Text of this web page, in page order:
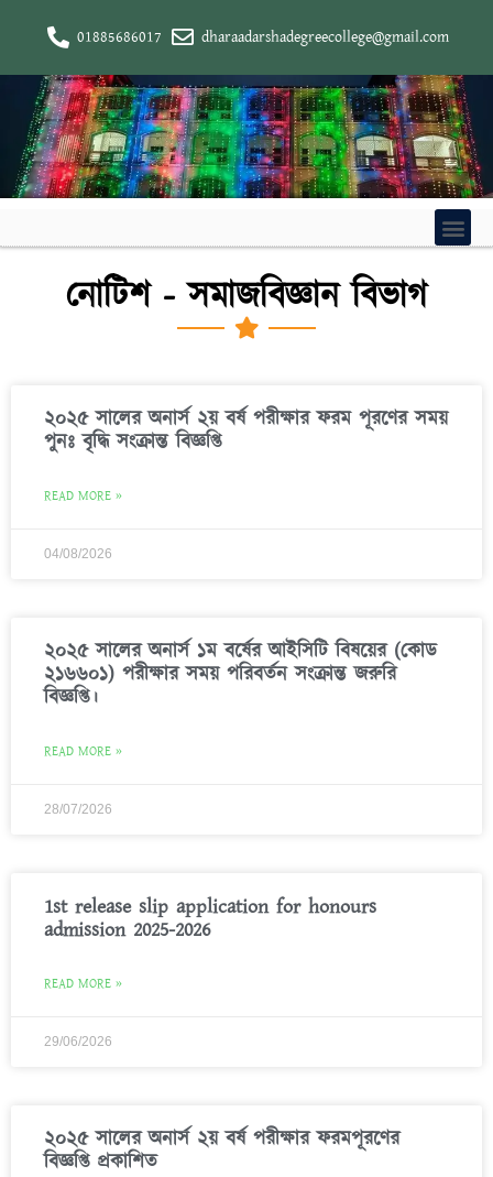
01885686017 dharaadarshadegreecollege@gmail.com
নোটিশ - সমাজবিজ্ঞান বিভাগ
২০২৫ সালের অনার্স ২য় বর্ষ পরীক্ষার ফরম পূরণের সময়
পুনঃ বৃদ্ধি সংক্রান্ত বিজ্ঞপ্তি
READ MORE »
04/08/2026
২০২৫ সালের অনার্স ১ম বর্ষের আইসিটি বিষয়ের (কোড
২১৬৬০১) পরীক্ষার সময় পরিবর্তন সংক্রান্ত জরুরি
বিজ্ঞপ্তি।
READ MORE »
28/07/2026
1st release slip application for honours
admission 2025-2026
READ MORE »
29/06/2026
২০২৫ সালের অনার্স ২য় বর্ষ পরীক্ষার ফরমপূরণের
বিজ্ঞপ্তি প্রকাশিত